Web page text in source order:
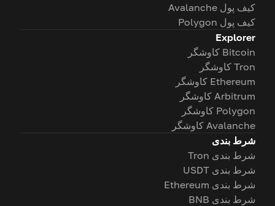
کیف پول Avalanche
کیف پول Polygon
Explorer
Bitcoin کاوشگر
Tron کاوشگر
Ethereum کاوشگر
Arbitrum کاوشگر
Polygon کاوشگر
Avalanche کاوشگر
شرط بندی
شرط بندی Tron
شرط بندی USDT
شرط بندی Ethereum
شرط بندی BNB